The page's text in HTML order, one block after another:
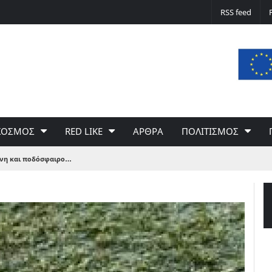
Δε φταίει ο άνεμος… Φταίει η πολιτική
του Γιώργου Σαχίνη
RSS feed
RED LIKE ΑΡΘΡΑ ΠΟΛΙΤΙΣΜΟΣ
και ποδόσφαιρο…